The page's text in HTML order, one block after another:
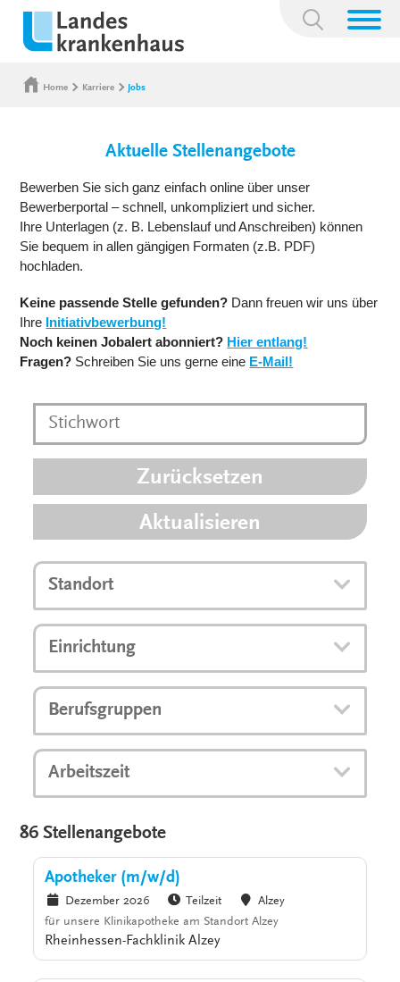
Suchbegriff:
Home Karriere Jobs
Aktuelle Stellenangebote
Bewerben Sie sich ganz einfach online über unser
Bewerberportal – schnell, unkompliziert und sicher.
Ihre Unterlagen (z. B. Lebenslauf und Anschreiben) können
Sie bequem in allen gängigen Formaten (z.B. PDF)
hochladen.
Keine passende Stelle gefunden? Dann freuen wir uns über
Ihre Initiativbewerbung!
Noch keinen Jobalert abonniert? Hier entlang!
Fragen? Schreiben Sie uns gerne eine E-Mail!
Zurücksetzen
Aktualisieren
Standort
Einrichtung
Berufsgruppen
Arbeitszeit
86 Stellenangebote
Apotheker (m/w/d)
Dezember 2026 Teilzeit
Alzey
für unsere Klinikapotheke am Standort Alzey
Rheinhessen-Fachklinik Alzey